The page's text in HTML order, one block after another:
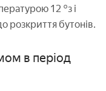
12 °з і
розкриття бутонів.
в період